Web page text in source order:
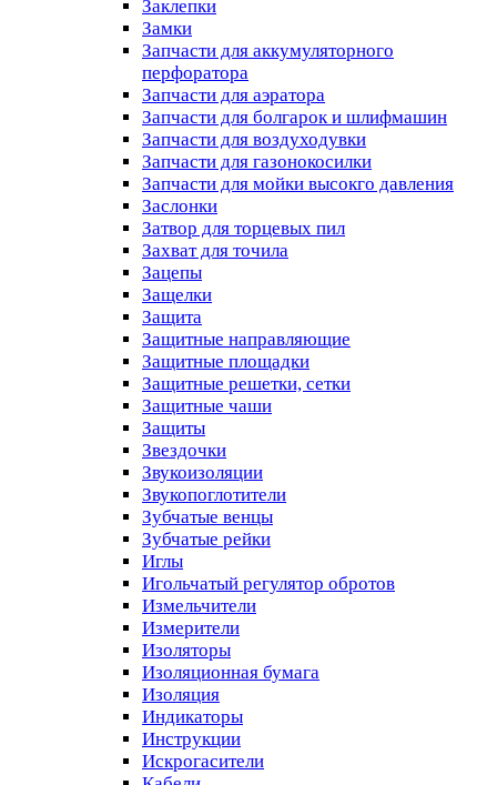
Заклепки
Замки
Запчасти для аккумуляторного
перфоратора
Запчасти для аэратора
Запчасти для болгарок и шлифмашин
Запчасти для воздуходувки
Запчасти для газонокосилки
Запчасти для мойки высокго давления
Заслонки
Затвор для торцевых пил
Захват для точила
Зацепы
Защелки
Защита
Защитные направляющие
Защитные площадки
Защитные решетки, сетки
Защитные чаши
Защиты
Звездочки
Звукоизоляции
Звукопоглотители
Зубчатые венцы
Зубчатые рейки
Иглы
Игольчатый регулятор обротов
Измельчители
Измерители
Изоляторы
Изоляционная бумага
Изоляция
Индикаторы
Инструкции
Искрогасители